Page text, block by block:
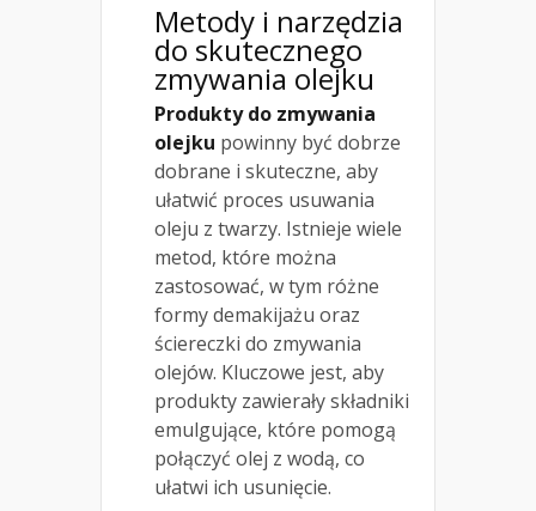
Metody i narzędzia
do skutecznego
zmywania olejku
Produkty do zmywania
olejku powinny być dobrze
dobrane i skuteczne, aby
ułatwić proces usuwania
oleju z twarzy. Istnieje wiele
metod, które można
zastosować, w tym różne
formy demakijażu oraz
ściereczki do zmywania
olejów. Kluczowe jest, aby
produkty zawierały składniki
emulgujące, które pomogą
połączyć olej z wodą, co
ułatwi ich usunięcie.